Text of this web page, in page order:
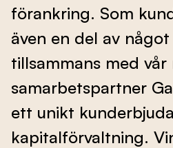
Nyheter
Evenemang
förankring. Som
även en del av
tillsammans med vår
samarbetspartner
ett unikt
kapitalförvaltning.